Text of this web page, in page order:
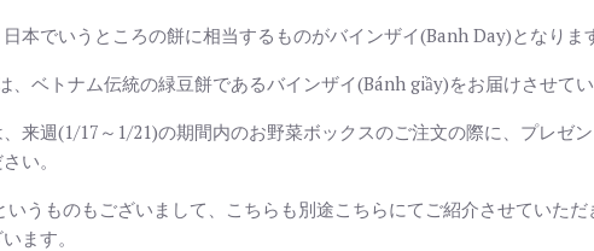
本でいうところの餅に相当するものがバインザイ(Banh Day)となりま
、ベトナム伝統の緑豆餅であるバインザイ(Bánh giầy)をお届けさせて
来週(1/17～1/21)の期間内のお野菜ボックスのご注文の際に、プレゼ
い。
いうものもございまして、こちらも別途こちらにてご紹介させていた
ます。